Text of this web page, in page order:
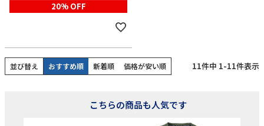
20% OFF
並び替え おすすめ順 新着順 価格が安い順 11件中 1-11件表示
こちらの商品も人気です